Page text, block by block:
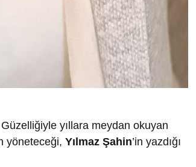
yıllara meydan okuyan
yöneteceği, Yılmaz Şahin’in yazdığı